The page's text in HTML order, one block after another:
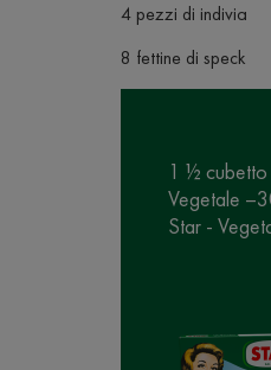
4 pezzi di indivia
8 fettine di speck
1 ½
Vegetale
Star -